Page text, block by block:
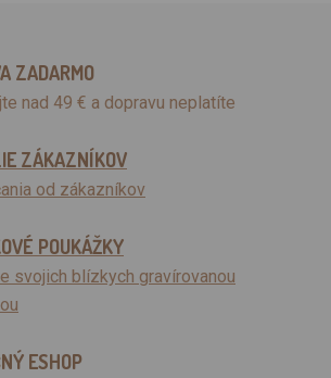
ZADARMO
nad 49 € a dopravu neplatíte
ZÁKAZNÍKOV
od zákazníkov
POUKÁŽKY
svojich blízkych gravírovanou
ESHOP